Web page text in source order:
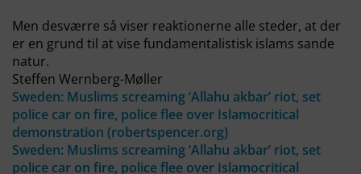
Men desværre så viser reaktionerne alle steder, at der
er en grund til at vise fundamentalistisk islams sande
natur.
Steffen Wernberg-Møller
Sweden: Muslims screaming ‘Allahu akbar’ riot, set
police car on fire, police flee over Islamocritical
demonstration (robertspencer.org)
Sweden: Muslims screaming ‘Allahu akbar’ riot, set
police car on fire, police flee over Islamocritical